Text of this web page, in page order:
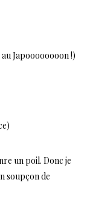
Japoooooooon !)
un poil. Donc je
soupçon de